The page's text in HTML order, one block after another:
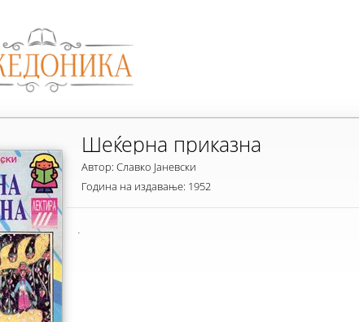
Шеќерна приказна
Автор: Славко Јаневски
Година на издавање: 1952
.